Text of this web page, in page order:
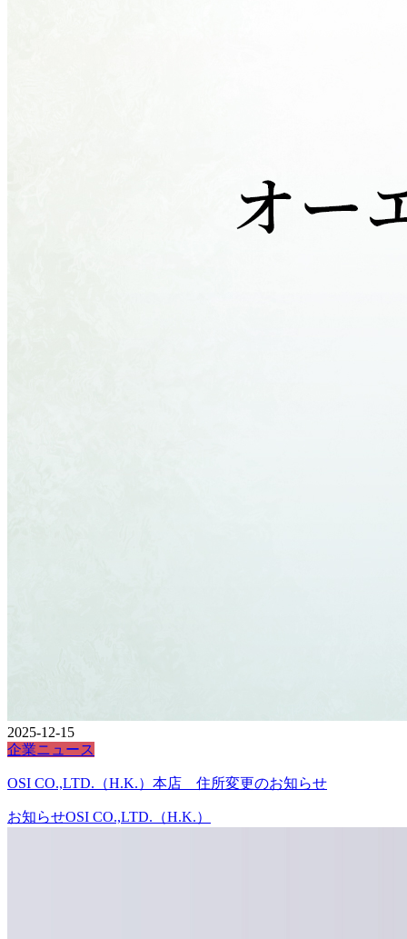
2025-12-15
企業ニュース
OSI CO.,LTD.（H.K.）本店 住所変更のお知らせ
お知らせOSI CO.,LTD.（H.K.）